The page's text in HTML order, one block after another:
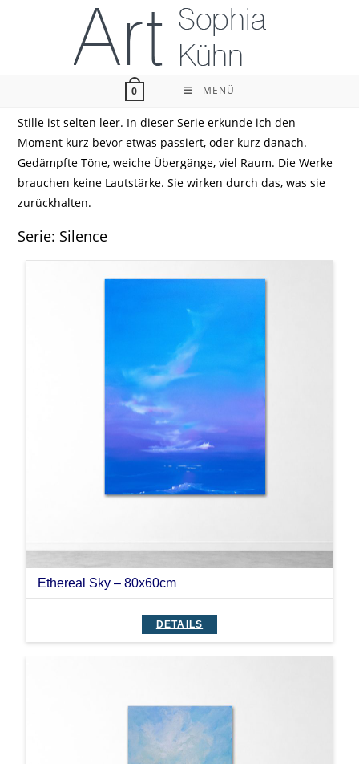
0 MENÜ
Stille ist selten leer. In dieser Serie erkunde ich den
Moment kurz bevor etwas passiert, oder kurz danach.
Gedämpfte Töne, weiche Übergänge, viel Raum. Die Werke
brauchen keine Lautstärke. Sie wirken durch das, was sie
zurückhalten.
Serie: Silence
Ethereal Sky – 80x60cm
DETAILS